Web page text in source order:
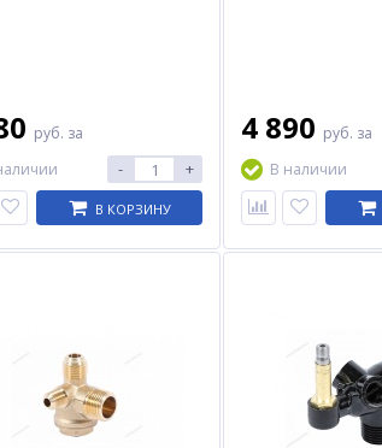
руб. за
- +
В КОРЗИНУ
4 890 руб. за
В наличии